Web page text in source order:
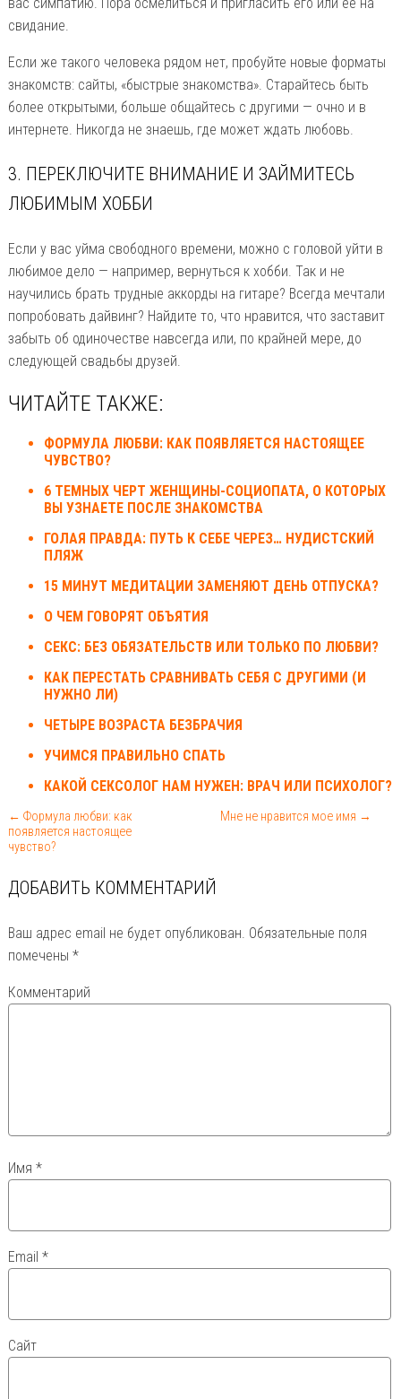
свидание.
Если же такого человека рядом нет, пробуйте новые форматы
знакомств: сайты, «быстрые знакомства». Старайтесь быть
более открытыми, больше общайтесь с другими — очно и в
интернете. Никогда не знаешь, где может ждать любовь.
3. ПЕРЕКЛЮЧИТЕ ВНИМАНИЕ И ЗАЙМИТЕСЬ
ЛЮБИМЫМ ХОББИ
Если у вас уйма свободного времени, можно с головой уйти в
любимое дело — например, вернуться к хобби. Так и не
научились брать трудные аккорды на гитаре? Всегда мечтали
попробовать дайвинг? Найдите то, что нравится, что заставит
забыть об одиночестве навсегда или, по крайней мере, до
следующей свадьбы друзей.
ЧИТАЙТЕ ТАКЖЕ:
ФОРМУЛА ЛЮБВИ: КАК ПОЯВЛЯЕТСЯ НАСТОЯЩЕЕ
ЧУВСТВО?
6 ТЕМНЫХ ЧЕРТ ЖЕНЩИНЫ-СОЦИОПАТА, О КОТОРЫХ
ВЫ УЗНАЕТЕ ПОСЛЕ ЗНАКОМСТВА
ГОЛАЯ ПРАВДА: ПУТЬ К СЕБЕ ЧЕРЕЗ… НУДИСТСКИЙ
ПЛЯЖ
15 МИНУТ МЕДИТАЦИИ ЗАМЕНЯЮТ ДЕНЬ ОТПУСКА?
О ЧЕМ ГОВОРЯТ ОБЪЯТИЯ
СЕКС: БЕЗ ОБЯЗАТЕЛЬСТВ ИЛИ ТОЛЬКО ПО ЛЮБВИ?
КАК ПЕРЕСТАТЬ СРАВНИВАТЬ СЕБЯ С ДРУГИМИ (И
НУЖНО ЛИ)
ЧЕТЫРЕ ВОЗРАСТА БЕЗБРАЧИЯ
УЧИМСЯ ПРАВИЛЬНО СПАТЬ
КАКОЙ СЕКСОЛОГ НАМ НУЖЕН: ВРАЧ ИЛИ ПСИХОЛОГ?
← Формула любви: как
появляется настоящее
чувство?
Мне не нравится мое имя →
ДОБАВИТЬ КОММЕНТАРИЙ
Ваш адрес email не будет опубликован. Обязательные поля
помечены *
Комментарий
Имя *
Email *
Сайт